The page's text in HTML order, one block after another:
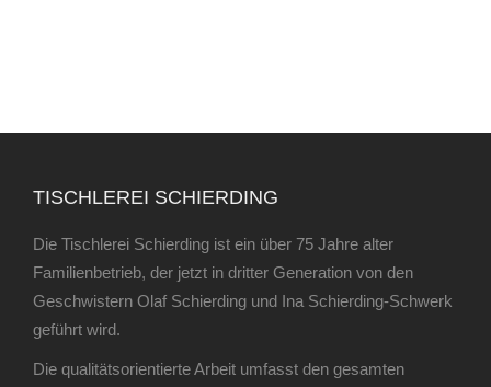
TISCHLEREI SCHIERDING
Die Tischlerei Schierding ist ein über 75 Jahre alter
Familienbetrieb, der jetzt in dritter Generation von den
Geschwistern Olaf Schierding und Ina Schierding-Schwerk
geführt wird.
Die qualitätsorientierte Arbeit umfasst den gesamten